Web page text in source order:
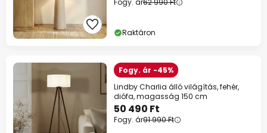
Fogy. ár62 990 Ft
Raktáron
Fogy. ár -45%
Lindby Charlia álló világítás, fehér,
diófa, magasság 150 cm
50 490 Ft
Fogy. ár91 990 Ft